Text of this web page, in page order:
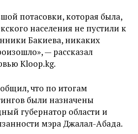
потасовки, которая была,
населения не пустили к
Бакиева, никаких
— рассказал
Kloop.kg.
что по итогам
были назначены
губернатор области и
мэра Джалал-Абада.